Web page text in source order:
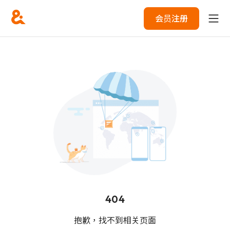
会员注册
404
抱歉，找不到相关页面